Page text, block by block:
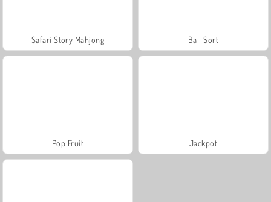
Safari Story Mahjong Ball Sort
Pop Fruit Jackpot